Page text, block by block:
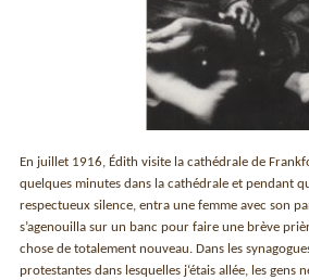
En juillet 1916, Édith visite la cathédrale de
quelques minutes dans la cathédrale et pendant
respectueux silence, entra une femme avec son
s’agenouilla sur un banc pour faire une brève
chose de totalement nouveau. Dans les
protestantes dans lesquelles j‘étais allée, les gens